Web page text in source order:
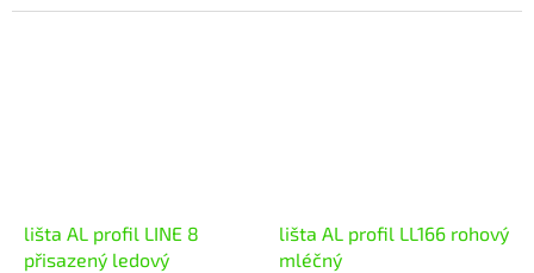
lišta AL profil LINE 8
přisazený ledový
lišta AL profil LL166 rohový
mléčný